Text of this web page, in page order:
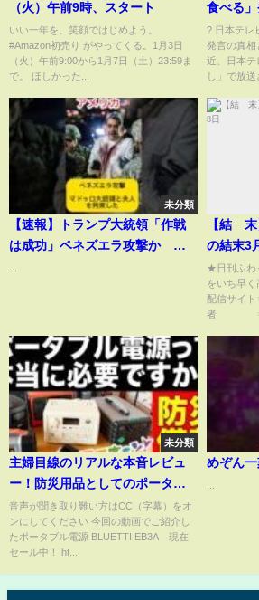
（火）午前9時、スタート
いい一年を、笑顔ではじめよう。
#Amazon初売り がやってくる。1月3日
（火）午前9:00から1月7日（土）23:59ま
で。 ほしかった...
食べる
上ニュ
? 日本テレ
発言の真
近、日本テ
し」で放送
未分類
【速報】トランプ大統領「作戦
は成功」ベネズエラ攻撃か マ
#地政学#安全保障
【結 末
の結末3
★日刊ふわ
をいち早
配信サイ
者 ⇒金
未分類
主婦目線のリアルな本音レビュ
ー！防災用品としてのポータブ
ル電源は本当に必要？買うとき
に気をつけたいことは？既に持
っている人にもお得な情報・ア
キャン！）
音声が聞き取り難い方はCC（字幕）をオ
ンにしてください 今回の動画でご紹介し
たポータブル電源 BLUETTI EB3A 現在
セール中！ ht...
めぞん一